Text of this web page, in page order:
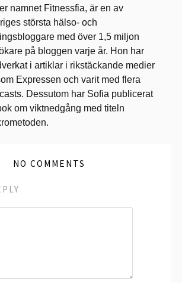
namnet Fitnessfia, är en av
största hälso- och
med över 1,5 miljon
på bloggen varje år. Hon har
i artiklar i rikstäckande medier
Expressen och varit med flera
Dessutom har Sofia publicerat
om viktnedgång med titeln
NO COMMENTS